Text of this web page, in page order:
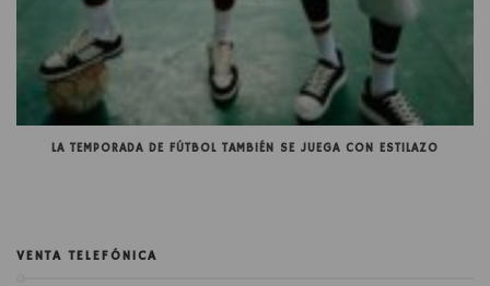
LA TEMPORADA DE FÚTBOL TAMBIÉN SE JUEGA CON ESTILAZO
VENTA TELEFÓNICA